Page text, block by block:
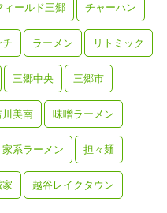
ィールド三郷 チャーハン
チ ラーメン リトミック
三郷中央 三郷市
川美南 味噌ラーメン
家系ラーメン 担々麺
越谷レイクタウン